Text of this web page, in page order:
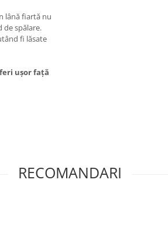
lână fiartă nu
de spălare.
fi lăsate
ușor față
RECOMANDARI